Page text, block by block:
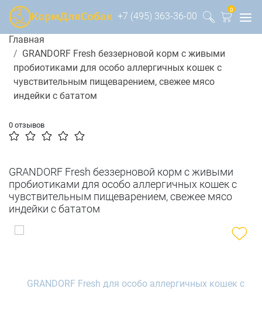
+7 (495) 363-36-00
0
Главная
GRANDORF Fresh беззерновой корм с живыми
пробиотиками для особо аллергичных кошек с
чувствительным пищеварением, свежее мясо
индейки с бататом
0 отзывов
GRANDORF Fresh беззерновой корм с живыми
пробиотиками для особо аллергичных кошек с
чувствительным пищеварением, свежее мясо
индейки с бататом